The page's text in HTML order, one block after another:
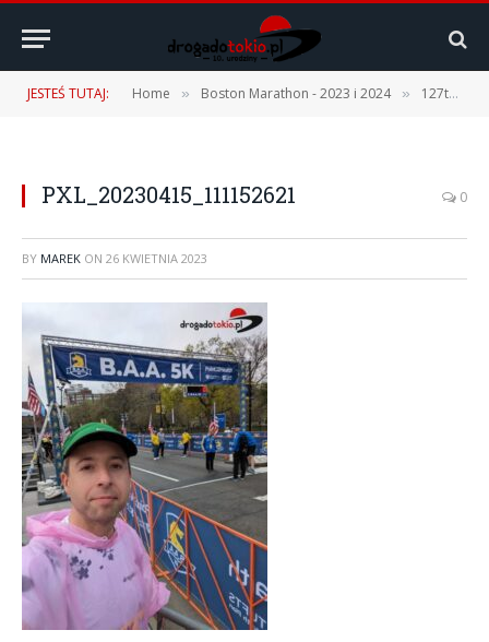
JESTEŚ TUTAJ: Home » Boston Marathon - 2023 i 2024 » 127th Boston Marathon – 17.04.2023 r. [1 część – Podróż, Expo, Fan Fest]
PXL_20230415_111152621 0
BY MAREK ON 26 KWIETNIA 2023